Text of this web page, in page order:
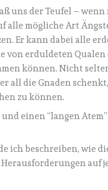
uns der Teufel –
alle mögliche Art
Er kann dabei alle
von erduldeten
können. Nicht
all die Gnaden
zu können.
einen “langen
ich beschreiben, wie
auf